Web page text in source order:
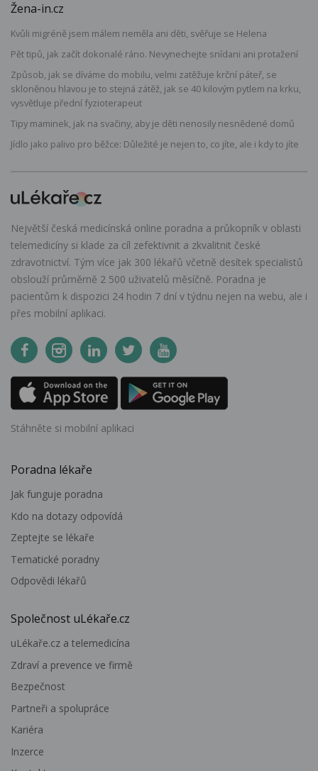
Žena-in.cz
Kvůli migréně jsem málem neměla ani děti, svěřuje se Helena
Pět tipů, jak začít dokonalé ráno. Nevynechejte snídani ani protažení
Způsob, jak se díváme do mobilu, velmi zatěžuje krční páteř, se
skloněnou hlavou je to stejná zátěž, jak se 40 kilovým pytlem na krku,
vysvětluje přední fyzioterapeut
Tipy maminek, jak na svačiny, aby je děti nenosily nesnědené domů
Jídlo jako palivo pro běžce: Důležité je nejen to, co jíte, ale i kdy to jíte
Největší česká medicínská online poradna a průkopník v oblasti
telemedicíny si klade za cíl zefektivnit a zkvalitnit české
zdravotnictví. Tým více jak 300 lékařů včetně desítek specialistů
obslouží průměrně 2 500 uživatelů měsíčně. Poradna je
pacientům k dispozici 24 hodin 7 dní v týdnu nejen na webu, ale i
přes mobilní aplikaci.
Stáhněte si mobilní aplikaci
Poradna lékaře
Jak funguje poradna
Kdo na dotazy odpovídá
Zeptejte se lékaře
Tematické poradny
Odpovědi lékařů
Společnost uLékaře.cz
uLékaře.cz a telemedicína
Zdraví a prevence ve firmě
Bezpečnost
Partneři a spolupráce
Kariéra
Inzerce